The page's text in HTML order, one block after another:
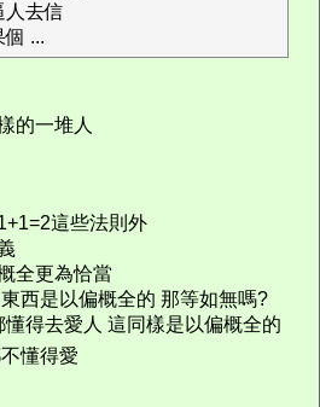
人去信
...
的一堆人
這些法則外
全更為恰當
西是以偏概全的 那等如無嗎?
得去愛人 這同樣是以偏概全的
懂得愛